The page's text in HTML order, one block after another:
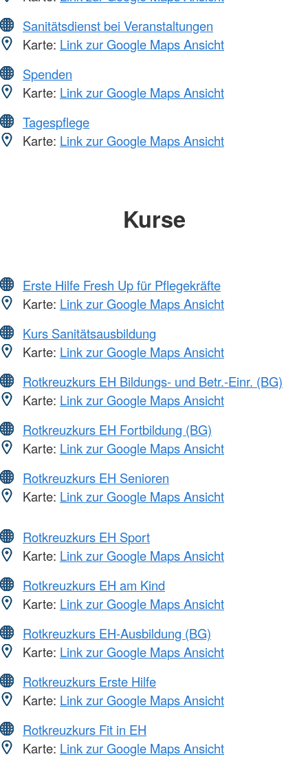
Sanitätsdienst bei Veranstaltungen
Karte: Link zur Google Maps Ansicht
Spenden
Karte: Link zur Google Maps Ansicht
Tagespflege
Karte: Link zur Google Maps Ansicht
Kurse
Erste Hilfe Fresh Up für Pflegekräfte
Karte: Link zur Google Maps Ansicht
Kurs Sanitätsausbildung
Karte: Link zur Google Maps Ansicht
Rotkreuzkurs EH Bildungs- und Betr.-Einr. (BG)
Karte: Link zur Google Maps Ansicht
Rotkreuzkurs EH Fortbildung (BG)
Karte: Link zur Google Maps Ansicht
Rotkreuzkurs EH Senioren
Karte: Link zur Google Maps Ansicht
Rotkreuzkurs EH Sport
Karte: Link zur Google Maps Ansicht
Rotkreuzkurs EH am Kind
Karte: Link zur Google Maps Ansicht
Rotkreuzkurs EH-Ausbildung (BG)
Karte: Link zur Google Maps Ansicht
Rotkreuzkurs Erste Hilfe
Karte: Link zur Google Maps Ansicht
Rotkreuzkurs Fit in EH
Karte: Link zur Google Maps Ansicht